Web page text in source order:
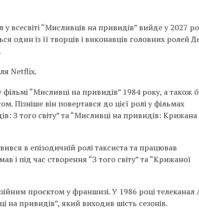
всесвіті “Мисливців на привидів” вийде у 2027
із її творців і виконавців головних ролей
Netflix.
“Мисливці на привидів” 1984 року, а також
Пізніше він повертався до цієї ролі у фільмах
З того світу” та “Мисливці на привидів: Крижана
в епізодичній ролі таксиста та працював
під час створення “З того світу” та “Крижаної
проєктом у франшизі. У 1986 році телеканал
на привидів”, який виходив шість сезонів.